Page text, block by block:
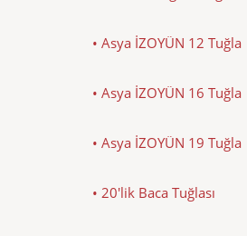
• Asya İZOYÜN 12 Tuğla
• Asya İZOYÜN 16 Tuğla
• Asya İZOYÜN 19 Tuğla
• 20'lik Baca Tuğlası